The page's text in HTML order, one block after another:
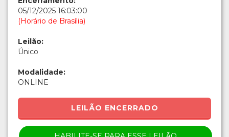
05/12/2025 16:03:00
(Horário de Brasília)
Leilão:
Único
Modalidade:
ONLINE
LEILÃO ENCERRADO